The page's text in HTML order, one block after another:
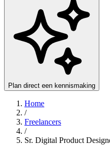
Plan direct een kennismaking
Home
/
Freelancers
/
Sr. Digital Product